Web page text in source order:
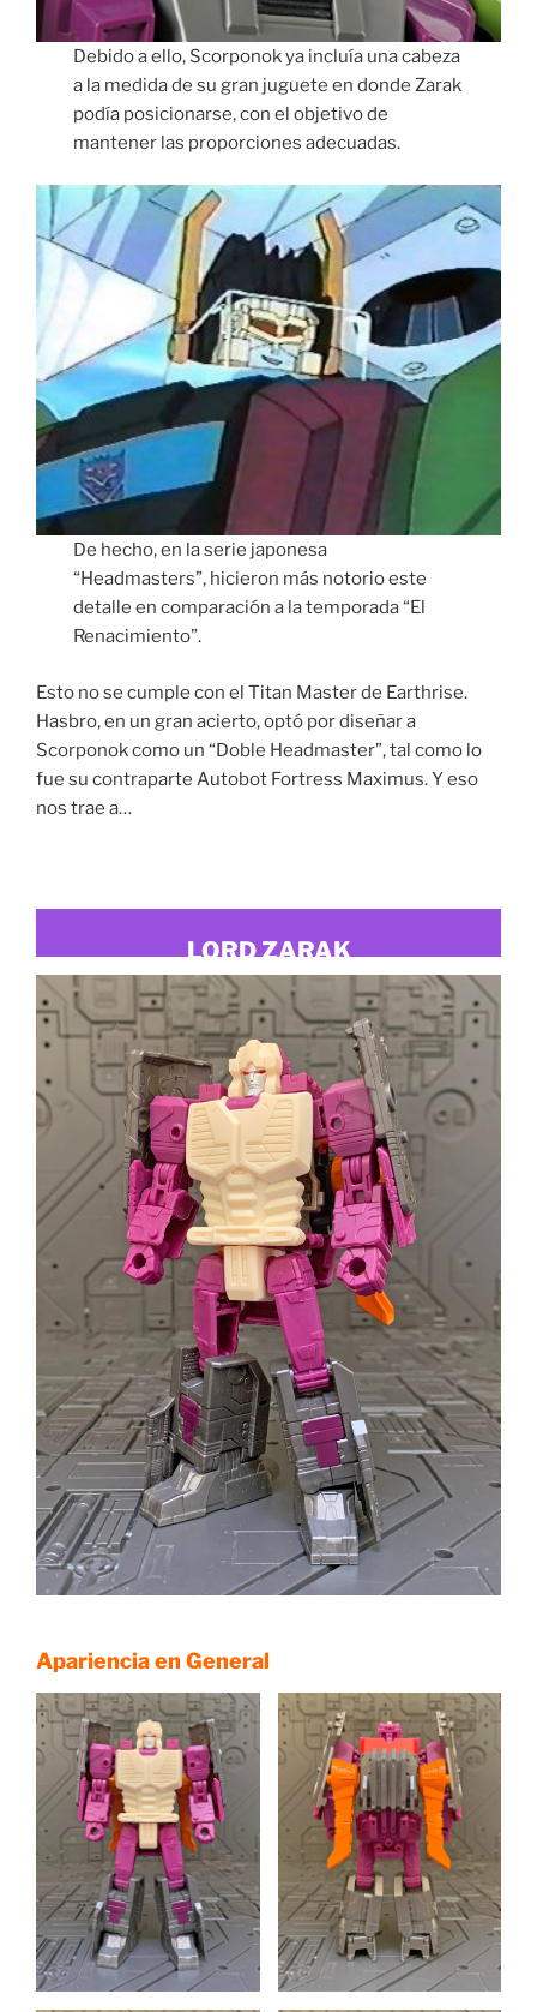
Debido a ello, Scorponok ya incluía una cabeza
a la medida de su gran juguete en donde Zarak
podía posicionarse, con el objetivo de
mantener las proporciones adecuadas.
De hecho, en la serie japonesa
“Headmasters”, hicieron más notorio este
detalle en comparación a la temporada “El
Renacimiento”.
Esto no se cumple con el Titan Master de Earthrise.
Hasbro, en un gran acierto, optó por diseñar a
Scorponok como un “Doble Headmaster”, tal como lo
fue su contraparte Autobot Fortress Maximus. Y eso
nos trae a…
LORD ZARAK
Apariencia en General